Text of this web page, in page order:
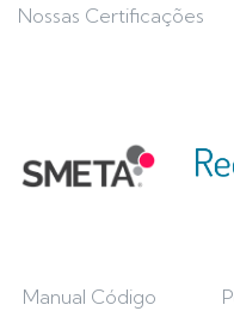
Nossas Certificações
Manual Código